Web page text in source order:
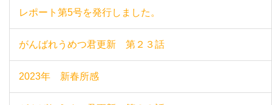
レポート第5号を発行しました。
がんばれうめつ君更新 第２３話
2023年 新春所感